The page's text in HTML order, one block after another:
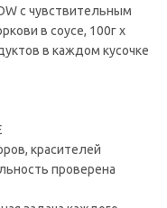
с чувствительным
в соусе, 100г х
в каждом кусочке
красителей
проверена